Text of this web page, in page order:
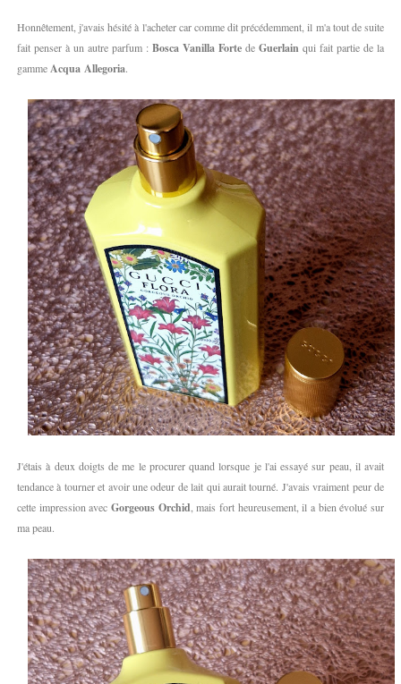
Honnêtement, j'avais hésité à l'acheter car comme dit précédemment, il m'a tout de suite
fait penser à un autre parfum : Bosca Vanilla Forte deGuerlainqui fait partie de la
gammeAcqua Allegoria.
J'étais à deux doigts de me le procurer quand lorsque je l'ai essayé sur peau, il avait
tendance à tourner et avoir une odeur de lait qui aurait tourné. J'avais vraiment peur de
cette impression avec Gorgeous Orchid , mais fort heureusement, il a bien évolué sur
ma peau.